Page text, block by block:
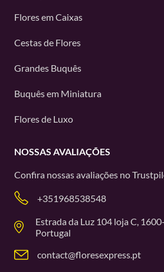
Flores em Caixas
Cestas de Flores
Grandes Buquês
Buquês em Miniatura
Flores de Luxo
NOSSAS AVALIAÇÕES
Confira nossas avaliações no
+351968538548
Estrada da Luz 104 loja C,
Portugal
contact@floresexpress.pt